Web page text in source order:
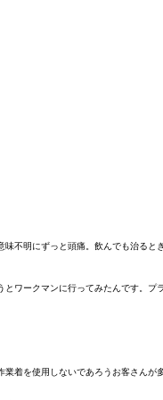
不明にずっと頭痛。飲んでも治ると
ワークマンに行ってみたんです。プ
着を使用しないであろうお客さんが